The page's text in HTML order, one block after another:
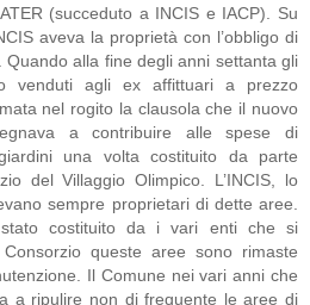
(succeduto a INCIS e IACP). Su
aveva la proprietà con l’obbligo di
Quando alla fine degli anni settanta gli
venduti agli ex affittuari a prezzo
nel rogito la clausola che il nuovo
a contribuire alle spese di
una volta costituito da parte
del Villaggio Olimpico. L’INCIS, lo
sempre proprietari di dette aree.
costituito da i vari enti che si
queste aree sono rimaste
Il Comune nei vari anni che
a ripulire non di frequente le aree di